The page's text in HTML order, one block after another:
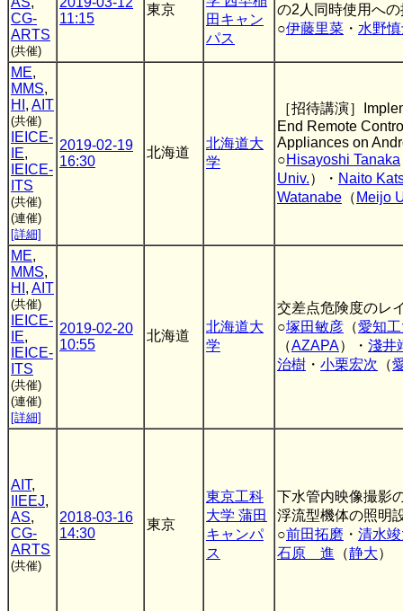
CG-
ARTS
(共催)
11:15
東京
田キャン
パス
の2人同時使用へ
○伊藤里菜 ・ 水野
ME,
MMS,
HI , AIT
(共催)
IEICE-
IE,
IEICE-
ITS
(共催)
(連催)
[詳細]
2019-02-19
16:30
北海道
北海道大
学
［招待講演］
End Remote
Appliances on
○Hisayoshi Tanaka
Univ.）・ Naito
Watanabe （ Meijo
ME,
MMS,
HI , AIT
(共催)
IEICE-
IE,
IEICE-
ITS
(共催)
(連催)
[詳細]
2019-02-20
10:55
北海道
北海道大
学
交差点危険度のレ
○塚田敏彦 （愛知
（AZAPA）・ 淺井
治樹 ・ 小栗宏次 （
AIT,
IIEEJ,
AS,
CG-
ARTS
(共催)
2018-03-16
14:30
東京
東京工科
大学 蒲田
キャンパ
ス
下水管内映像撮影
浮流型機体の照明
○前田拓磨 ・ 清水
石原 進 （静大）